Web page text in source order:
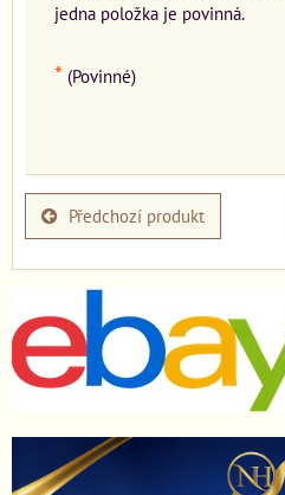
jedna položka je povinná.
* (Povinné)
Předchozí produkt